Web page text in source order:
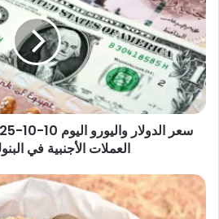
واليورو
اليوم
10-
10-
2025..
تعرف
على
أسعار
في
البنوك
المصرية
العملات الأجنبية في
أسعار
الأعلاف
اليوم